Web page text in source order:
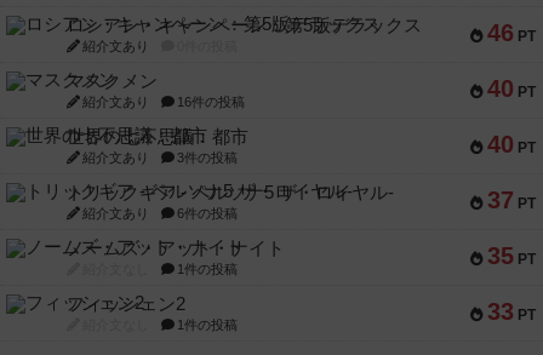
46 PT
ロシアン・キャンペーン：第5版デラックス
紹介文あり
40 PT
マスクメン
紹介文あり 16件の投稿
40 PT
世界の七不思議：都市
紹介文あり 3件の投稿
37 PT
トリックギア - ペルソナ5 ザ・ロイヤル-
紹介文あり 6件の投稿
35 PT
ノームズ・アット・ナイト
1件の投稿
33 PT
フィッシェン2
1件の投稿